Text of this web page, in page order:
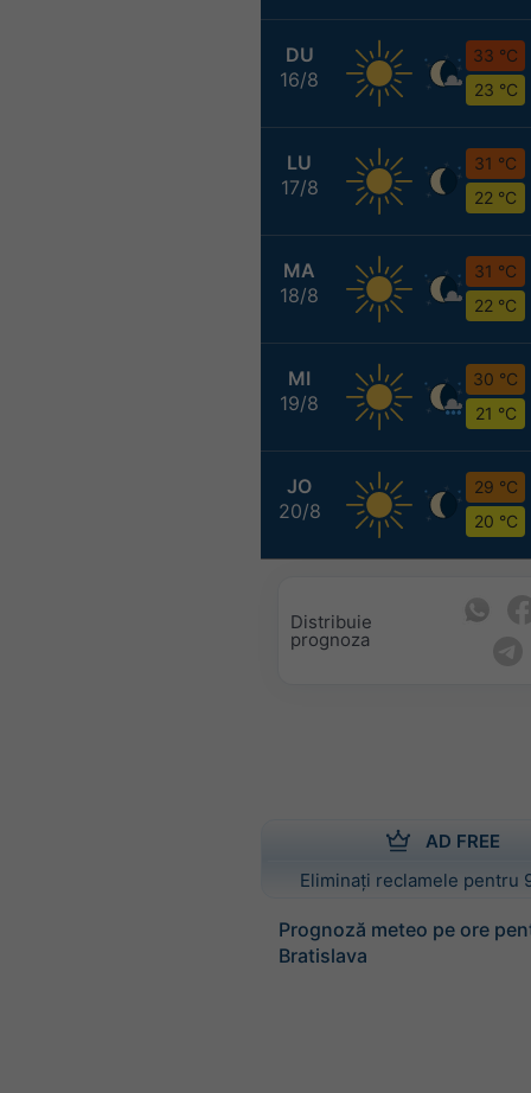
DU
16/8
33 °C
23 °C
LU
17/8
31 °C
22 °C
MA
18/8
31 °C
22 °C
MI
19/8
30 °C
21 °C
JO
20/8
29 °C
20 °C
Distribuie
prognoza
AD FREE
Eliminați reclamele pentru
Prognoză meteo pe ore
Bratislava